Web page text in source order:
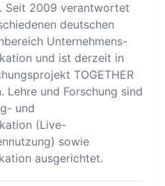
Seit 2009 verantwortet
deutschen
Unternehmens-
und ist derzeit in
TOGETHER
Lehre und Forschung sind
und
(Live-
sowie
ausgerichtet.